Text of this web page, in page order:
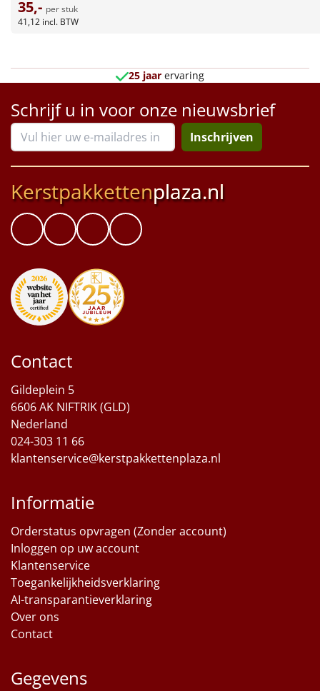
Borrelplank
Noodradio NIEUW
Alle artikelen
Overige
Personeel
Doe het zelf
Sinterklaaspakketten
Particulier
Kerstgeschenken 2026
Relatiegeschenken
Cadeaubon
Per stuk
Alle overige
35,- per stuk
41,12 incl. BTW
25 jaar ervaring
Schrijf u in voor onze nieuwsbrief
Inschrijven
Kerstpakkettenplaza.nl
Contact
Gildeplein 5
6606 AK NIFTRIK (GLD)
Nederland
024-303 11 66
klantenservice@kerstpakkettenplaza.nl
Informatie
Orderstatus opvragen (Zonder account)
Inloggen op uw account
Klantenservice
Toegankelijkheidsverklaring
AI-transparantieverklaring
Over ons
Contact
Gegevens